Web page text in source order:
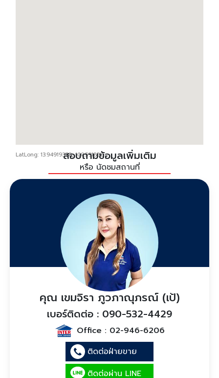
LatLong: 13.94919378, 100.591852สอบถามข้อมูลเพิ่มเติม
หรือ นัดชมสถานที่
คุณ เขมจิรา ภูวภาณุภรณ์ (เป้)
เบอร์ติดต่อ : 090-532-4429
Office : 02-946-6206
ติดต่อฝ่ายขาย
ติดต่อผ่าน LINE